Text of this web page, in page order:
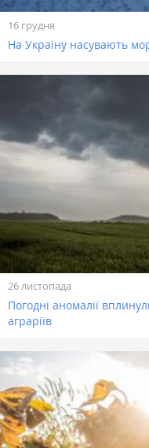
16 грудня
На Україну насувають
26 листопада
Погодні аномалії
аграріїв